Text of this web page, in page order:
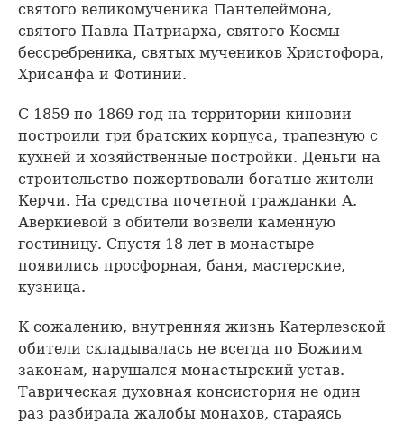
святого великомученика Пантелеймона,
святого Павла Патриарха, святого Космы
бессребреника, святых мучеников Христофора,
Хрисанфа и Фотинии.
С 1859 по 1869 год на территории киновии
построили три братских корпуса, трапезную с
кухней и хозяйственные постройки. Деньги на
строительство пожертвовали богатые жители
Керчи. На средства почетной гражданки А.
Аверкиевой в обители возвели каменную
гостиницу. Спустя 18 лет в монастыре
появились просфорная, баня, мастерские,
кузница.
К сожалению, внутренняя жизнь Катерлезской
обители складывалась не всегда по Божиим
законам, нарушался монастырский устав.
Таврическая духовная консистория не один
раз разбирала жалобы монахов, стараясь